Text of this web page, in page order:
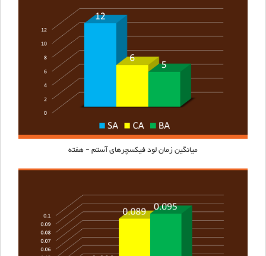
میانگین زمان لود فیکسچرهایآستم- هفته